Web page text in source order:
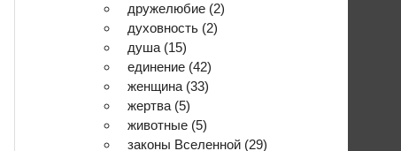
дружелюбие (2)
духовность (2)
душа (15)
единение (42)
женщина (33)
жертва (5)
животные (5)
законы Вселенной (29)